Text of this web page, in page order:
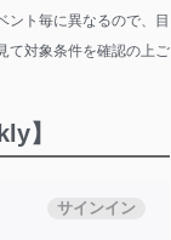
ト毎に異なるので、目
て対象条件を確認の上ご
】